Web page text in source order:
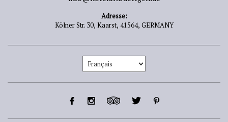
Adresse:
Kölner Str. 30, Kaarst, 41564, GERMANY